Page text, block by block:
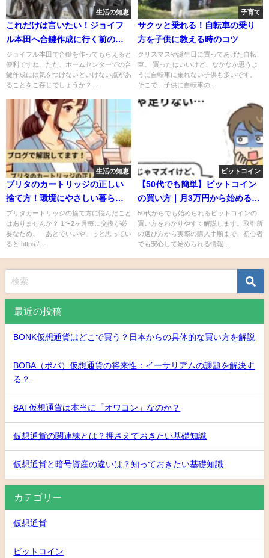
生活の知恵
これだけは言いたい！ジョイフ
ル本田へ合鍵作成に行く前の確
認事項
ジョイフル本田で合鍵を作ってもらえると
便利ですね。ただ、ホームセンターでの合
鍵作成には気をつけないといけない点があ
ることをご存じでしょうか？...
子育て
サクッと乗れる！自転車の乗り
方を子供に教える時のコツ
クリスマスや誕生日に買ってあげた自転
車。 買ったはいいけど、なかなか思うよ
うに自転車に乗れない子供も多いです。
そこで、子供に自転車の...
生活の知恵
ブリタのカートリッジの正しい
捨て方！環境にやさしい暮らし
の第一歩
ブリタカートリッジの捨て方に悩んだこと
はありませんか？ 1〜2ヶ月毎に交換が必
要なため、「あとでいいや」っと思ってい
ると https:/...
ビットコイン
【50代でも簡単】ビットコイン
の買い方｜月3万円から始める資
産運用術
50代からでも始められるビットコインの
買い方をわかりやすく解説します。取引所
の選び方から実際の購入手順まで、初心者
でも安心して始められる情報...
最近の投稿
BONK仮想通貨はどこで買う？日本からの具体的な買い方を解説
BOBA（ボバ）仮想通貨の将来性：イーサリアムの課題を解決す
る？
BAT仮想通貨は本当に「オワコン」なのか？
仮想通貨の関連株とは？押さえておきたい基礎知識
仮想通貨と暗号資産の違いは？知っておきたい基礎知識
カテゴリー
仮想通貨
ビットコイン